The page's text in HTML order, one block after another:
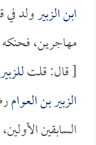
ابن الزبيرولد في
مهاجرين،
[ قال: قلتللزبير
الزبير بن العوام
السابقين